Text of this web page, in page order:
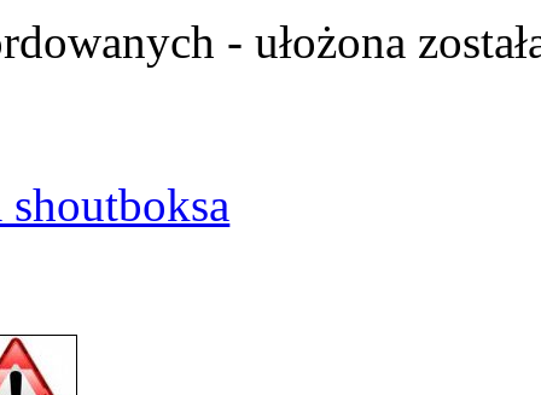
- ułożona